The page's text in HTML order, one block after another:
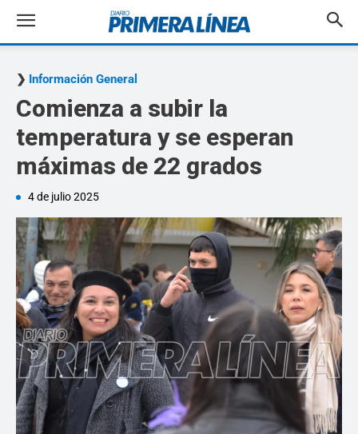
Información General
Comienza a subir la
temperatura y se esperan
máximas de 22 grados
4 de julio 2025